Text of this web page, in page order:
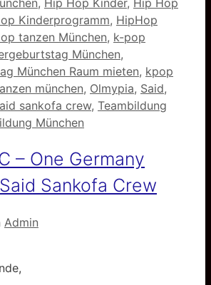
, Hip Hop Kinder, Hip Hop
Kinderprogramm, HipHop
tanzen München, k-pop
München,
München Raum mieten, kpop
münchen, Olmypia, Said,
sankofa crew, Teambildung
München
– One Germany
Sankofa Crew
Admin